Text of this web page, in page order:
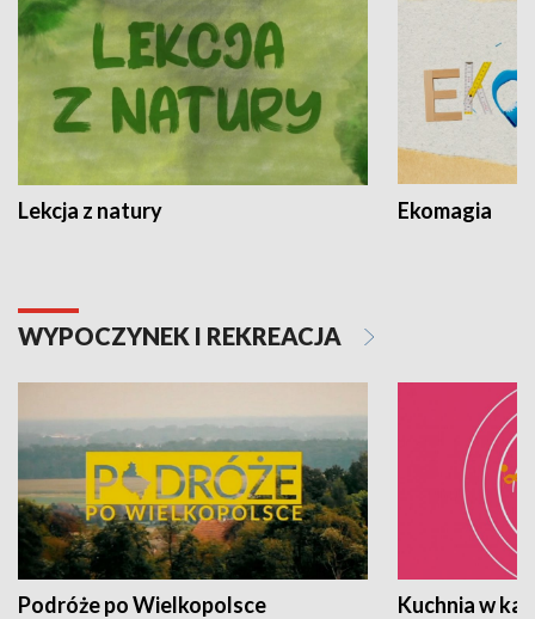
Lekcja z natury Ekomagia
WYPOCZYNEK I REKREACJA
Podróże po Wielkopolsce Kuchnia w